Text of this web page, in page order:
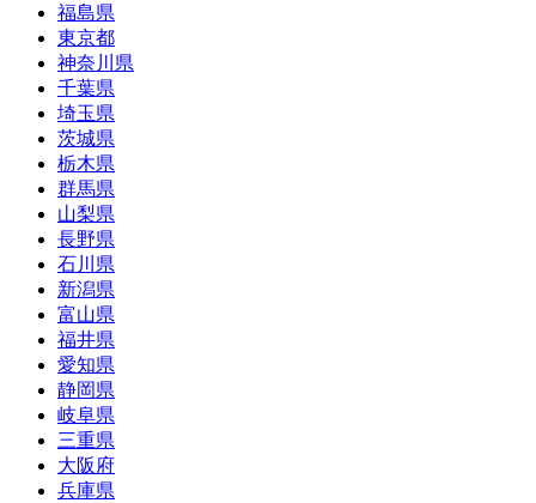
福島県
東京都
神奈川県
千葉県
埼玉県
茨城県
栃木県
群馬県
山梨県
長野県
石川県
新潟県
富山県
福井県
愛知県
静岡県
岐阜県
三重県
大阪府
兵庫県